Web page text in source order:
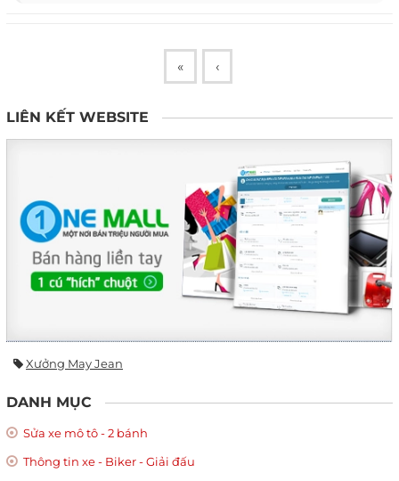
« ‹
LIÊN KẾT WEBSITE
Xưởng May Jean
DANH MỤC
Sửa xe mô tô - 2 bánh
Thông tin xe - Biker - Giải đấu